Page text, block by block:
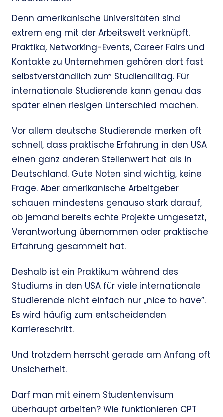
Denn amerikanische Universitäten sind
extrem eng mit der Arbeitswelt verknüpft.
Praktika, Networking-Events, Career Fairs und
Kontakte zu Unternehmen gehören dort fast
selbstverständlich zum Studienalltag. Für
internationale Studierende kann genau das
später einen riesigen Unterschied machen.
Vor allem deutsche Studierende merken oft
schnell, dass praktische Erfahrung in den USA
einen ganz anderen Stellenwert hat als in
Deutschland. Gute Noten sind wichtig, keine
Frage. Aber amerikanische Arbeitgeber
schauen mindestens genauso stark darauf,
ob jemand bereits echte Projekte umgesetzt,
Verantwortung übernommen oder praktische
Erfahrung gesammelt hat.
Deshalb ist ein Praktikum während des
Studiums in den USA für viele internationale
Studierende nicht einfach nur „nice to have”.
Es wird häufig zum entscheidenden
Karriereschritt.
Und trotzdem herrscht gerade am Anfang oft
Unsicherheit.
Darf man mit einem Studentenvisum
überhaupt arbeiten? Wie funktionieren CPT